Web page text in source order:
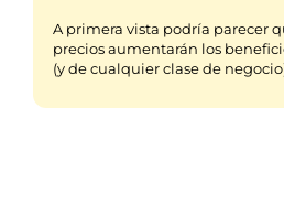
A primera vista podría parecer
precios aumentarán los
(y de cualquier clase de